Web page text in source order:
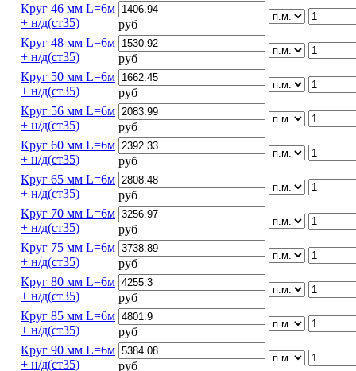
Круг 46 мм L=6м
+ н/д(ст35)
руб
Круг 48 мм L=6м
+ н/д(ст35)
руб
Круг 50 мм L=6м
+ н/д(ст35)
руб
Круг 56 мм L=6м
+ н/д(ст35)
руб
Круг 60 мм L=6м
+ н/д(ст35)
руб
Круг 65 мм L=6м
+ н/д(ст35)
руб
Круг 70 мм L=6м
+ н/д(ст35)
руб
Круг 75 мм L=6м
+ н/д(ст35)
руб
Круг 80 мм L=6м
+ н/д(ст35)
руб
Круг 85 мм L=6м
+ н/д(ст35)
руб
Круг 90 мм L=6м
+ н/д(ст35)
руб